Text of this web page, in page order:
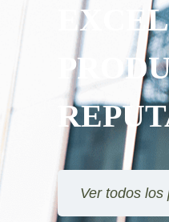
Ver todos los